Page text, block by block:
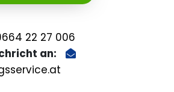
22 27 006
an: